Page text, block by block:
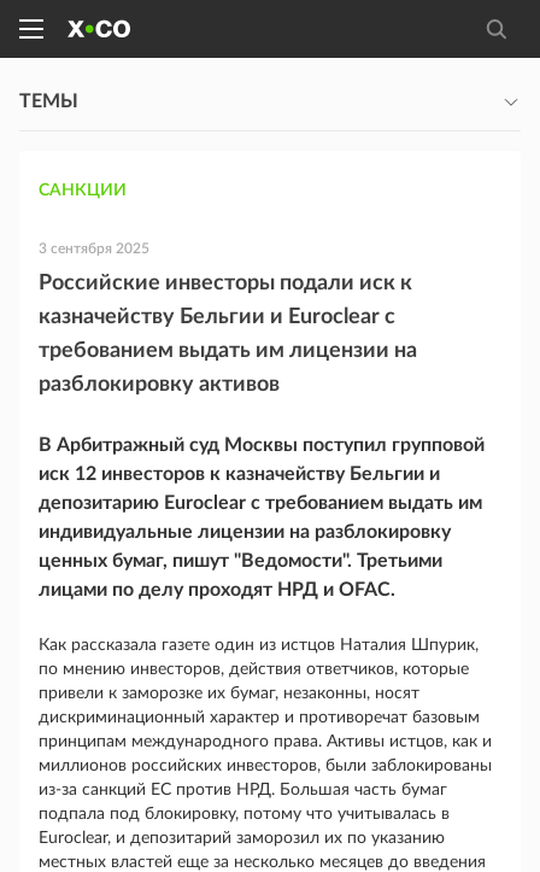
ТЕМЫ
САНКЦИИ
3 сентября 2025
Российские инвесторы подали иск к
казначейству Бельгии и Euroclear с
требованием выдать им лицензии на
разблокировку активов
В Арбитражный суд Москвы поступил групповой
иск 12 инвесторов к казначейству Бельгии и
депозитарию Euroclear с требованием выдать им
индивидуальные лицензии на разблокировку
ценных бумаг, пишут "Ведомости". Третьими
лицами по делу проходят НРД и OFAC.
Как рассказала газете один из истцов Наталия Шпурик,
по мнению инвесторов, действия ответчиков, которые
привели к заморозке их бумаг, незаконны, носят
дискриминационный характер и противоречат базовым
принципам международного права. Активы истцов, как и
миллионов российских инвесторов, были заблокированы
из-за санкций ЕС против НРД. Большая часть бумаг
подпала под блокировку, потому что учитывалась в
Euroclear, и депозитарий заморозил их по указанию
местных властей еще за несколько месяцев до введения